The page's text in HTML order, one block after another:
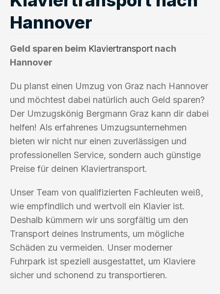
Hannover
Geld sparen beim Klaviertransport nach
Hannover
Du planst einen Umzug von Graz nach Hannover
und möchtest dabei natürlich auch Geld sparen?
Der Umzugskönig Bergmann Graz kann dir dabei
helfen! Als erfahrenes Umzugsunternehmen
bieten wir nicht nur einen zuverlässigen und
professionellen Service, sondern auch günstige
Preise für deinen Klaviertransport.
Unser Team von qualifizierten Fachleuten weiß,
wie empfindlich und wertvoll ein Klavier ist.
Deshalb kümmern wir uns sorgfältig um den
Transport deines Instruments, um mögliche
Schäden zu vermeiden. Unser moderner
Fuhrpark ist speziell ausgestattet, um Klaviere
sicher und schonend zu transportieren.